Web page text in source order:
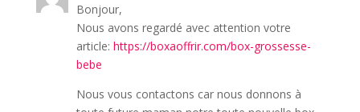
Bonjour,
Nous avons regardé avec attention votre
article: https://boxaoffrir.com/box-grossesse-
bebe
Nous vous contactons car nous donnons à